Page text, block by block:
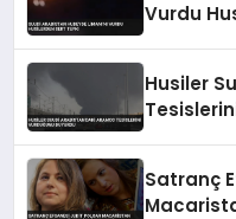
Vurdu
Husiler
Satranç